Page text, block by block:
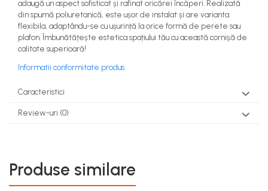
adaugă un aspect sofisticat și rafinat oricărei încăperi. Realizată
din spumă poliuretanică, este ușor de instalat și are varianta
flexibila, adaptându-se cu ușurință la orice formă de perete sau
plafon. Îmbunătățește estetica spațiului tău cu această cornișă de
calitate superioară!
Informatii conformitate produs
Caracteristici
Review-uri (0)
Produse similare